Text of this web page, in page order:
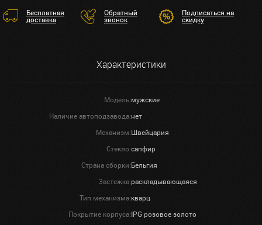
Бесплатная
доставка
Обратный
звонок
Подписаться на
скидку
Характеристики
Модель:мужские
Наличие автоподзавода:нет
Механизм:Швейцария
Стекло:сапфир
Страна сборки:Бельгия
Застежка:раскладывающаяся
Тип механизма:кварц
Покрытие корпуса:IPG розовое золото